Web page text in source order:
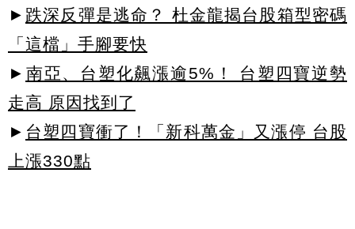
► 跌深反彈是逃命？ 杜金龍揭台股箱型密碼
「這檔」手腳要快
► 南亞、台塑化飆漲逾5%！ 台塑四寶逆勢
走高 原因找到了
► 台塑四寶衝了！「新科萬金」又漲停 台股
上漲330點